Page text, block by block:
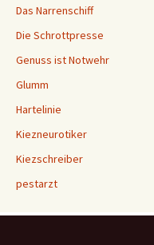
Das Narrenschiff
Die Schrottpresse
Genuss ist Notwehr
Glumm
Hartelinie
Kiezneurotiker
Kiezschreiber
pestarzt